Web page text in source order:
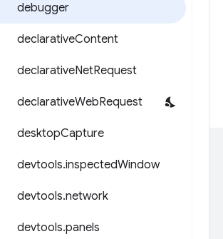
debugger
declarativeContent
declarativeNetRequest
declarativeWebRequest
desktopCapture
devtools.inspectedWindow
devtools.network
devtools.panels